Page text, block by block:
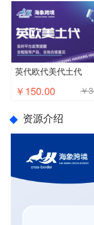
英代欧代美代土代
￥150.00 ￥
资源介绍